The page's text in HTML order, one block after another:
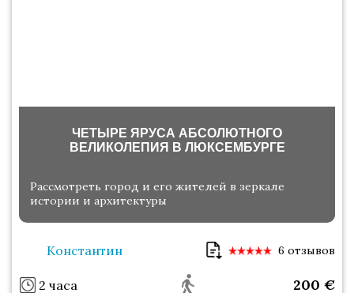
ЧЕТЫРЕ ЯРУСА АБСОЛЮТНОГО
ВЕЛИКОЛЕПИЯ В ЛЮКСЕМБУРГЕ
Рассмотреть город и его жителей в зеркале
истории и архитектуры
Константин 6 отзывов
2 часа 200 €